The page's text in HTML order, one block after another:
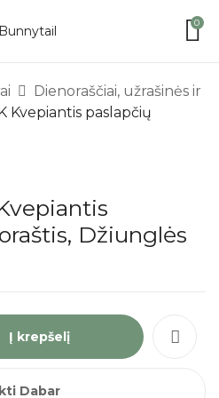
0
Dienoraščiai, užrašinės ir
Kvepiantis paslapčių
Džiunglės
Į krepšelį
Dabar